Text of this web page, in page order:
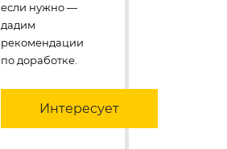
если нужно —
дадим
рекомендации
по доработке.
Интересует